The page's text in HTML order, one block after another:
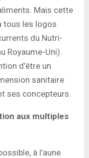
Mais cette
tous les logos
du Nutri-
Royaume-Uni).
d’être un
sanitaire
ses concepteurs.
aux multiples
à l’aune